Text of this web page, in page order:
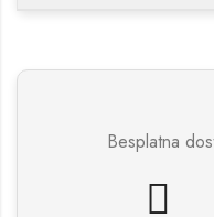
Besplatna